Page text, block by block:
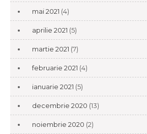
mai 2021 (4)
aprilie 2021 (5)
martie 2021 (7)
februarie 2021 (4)
ianuarie 2021 (5)
decembrie 2020 (13)
noiembrie 2020 (2)